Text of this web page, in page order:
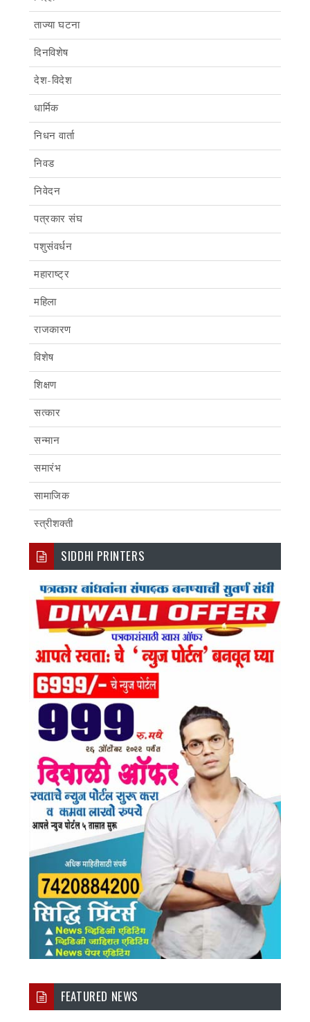
ताज्या घटना
दिनविशेष
देश-विदेश
धार्मिक
निधन वार्ता
निवड
निवेदन
पत्रकार संघ
पशुसंवर्धन
महाराष्ट्र
महिला
राजकारण
विशेष
शिक्षण
सत्कार
सन्मान
समारंभ
सामाजिक
स्त्रीशक्ती
SIDDHI PRINTERS
FEATURED NEWS